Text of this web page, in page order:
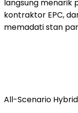
langsung menarik
kontraktor EPC,
memadati stan
All-Scenario